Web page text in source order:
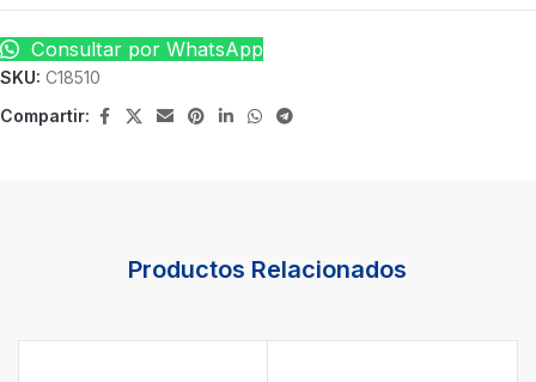
Consultar por WhatsApp
SKU: C18510
Compartir:
Productos Relacionados